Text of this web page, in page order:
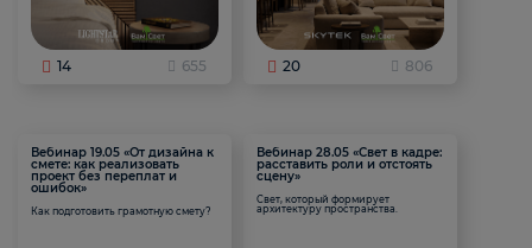
14 655 20 806
Вебинар 19.05 «От дизайна к
смете: как реализовать
проект без переплат и
ошибок»
Как подготовить грамотную смету?
Вебинар 28.05 «Свет в кадре:
расставить роли и отстоять
сцену»
Свет, который формирует
архитектуру пространства.